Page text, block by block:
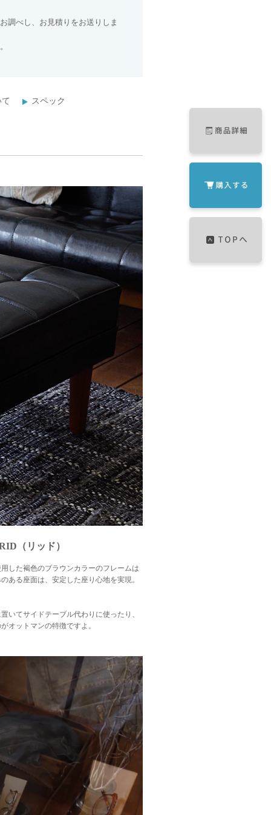
調べし、お見積りをお送りしま
スペック
（リッド）
した褐色のブラウンカラーのフレームは
ある座面は、安定した座り心地を実現。
いてサイドテーブル代わりに使ったり、
オットマンの特徴ですよ。